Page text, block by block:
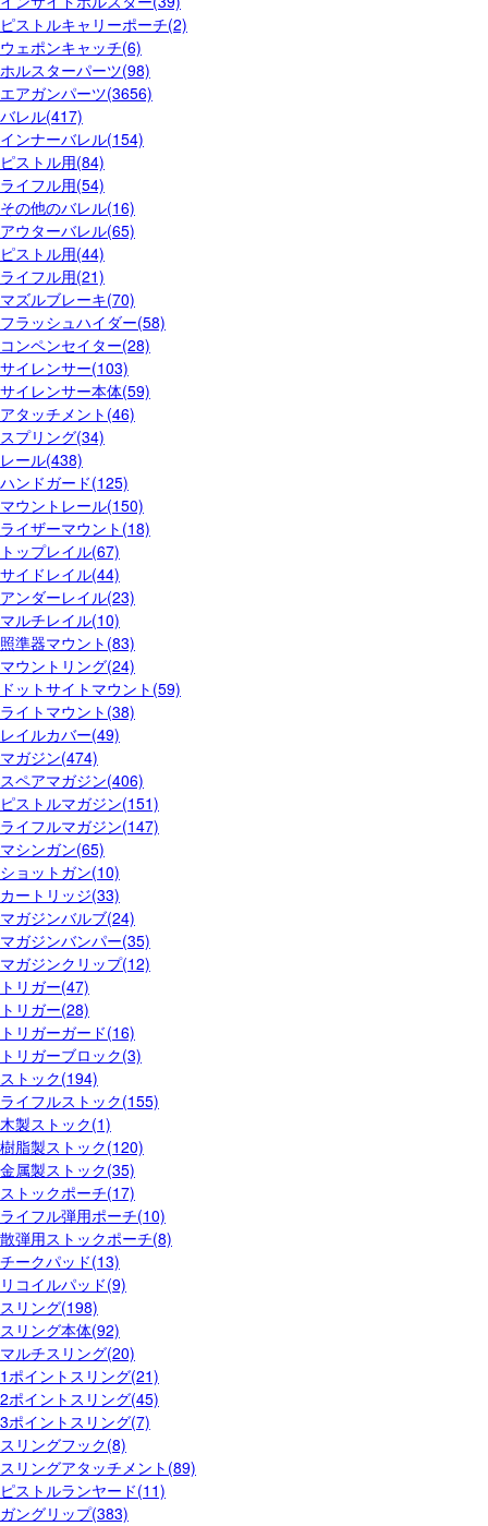
ピストルキャリーポーチ(2)
ウェポンキャッチ(6)
ホルスターパーツ(98)
エアガンパーツ(3656)
バレル(417)
インナーバレル(154)
ピストル用(84)
ライフル用(54)
その他のバレル(16)
アウターバレル(65)
ピストル用(44)
ライフル用(21)
マズルブレーキ(70)
フラッシュハイダー(58)
コンペンセイター(28)
サイレンサー(103)
サイレンサー本体(59)
アタッチメント(46)
スプリング(34)
レール(438)
ハンドガード(125)
マウントレール(150)
ライザーマウント(18)
トップレイル(67)
サイドレイル(44)
アンダーレイル(23)
マルチレイル(10)
照準器マウント(83)
マウントリング(24)
ドットサイトマウント(59)
ライトマウント(38)
レイルカバー(49)
マガジン(474)
スペアマガジン(406)
ピストルマガジン(151)
ライフルマガジン(147)
マシンガン(65)
ショットガン(10)
カートリッジ(33)
マガジンバルブ(24)
マガジンバンパー(35)
マガジンクリップ(12)
トリガー(47)
トリガー(28)
トリガーガード(16)
トリガーブロック(3)
ストック(194)
ライフルストック(155)
木製ストック(1)
樹脂製ストック(120)
金属製ストック(35)
ストックポーチ(17)
ライフル弾用ポーチ(10)
散弾用ストックポーチ(8)
チークパッド(13)
リコイルパッド(9)
スリング(198)
スリング本体(92)
マルチスリング(20)
1ポイントスリング(21)
2ポイントスリング(45)
3ポイントスリング(7)
スリングフック(8)
スリングアタッチメント(89)
ピストルランヤード(11)
ガングリップ(383)